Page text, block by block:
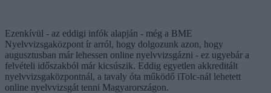
Ezenkívül - az eddigi infók alapján - még a BME
Nyelvvizsgaközpont ír arról, hogy dolgozunk azon, hogy
augusztusban már lehessen online nyelvvizsgázni - ez ugyebár a
felvételi időszakból már kicsúszik. Eddig egyetlen akkreditált
nyelvvizsgaközpontnál, a tavaly óta működő iTolc-nál lehetett
online nyelvvizsgát tenni Magyarországon.